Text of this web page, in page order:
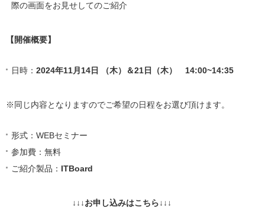
際の画面をお見せしてのご紹介
【開催概要】
日時： 2024年11月14日 （木）＆21日（木） 14:00~14:35
※同じ内容となりますのでご希望の日程をお選び頂けます。
形式：WEBセミナー
参加費：無料
ご紹介製品： ITBoard
↓↓↓お申し込みはこちら↓↓↓